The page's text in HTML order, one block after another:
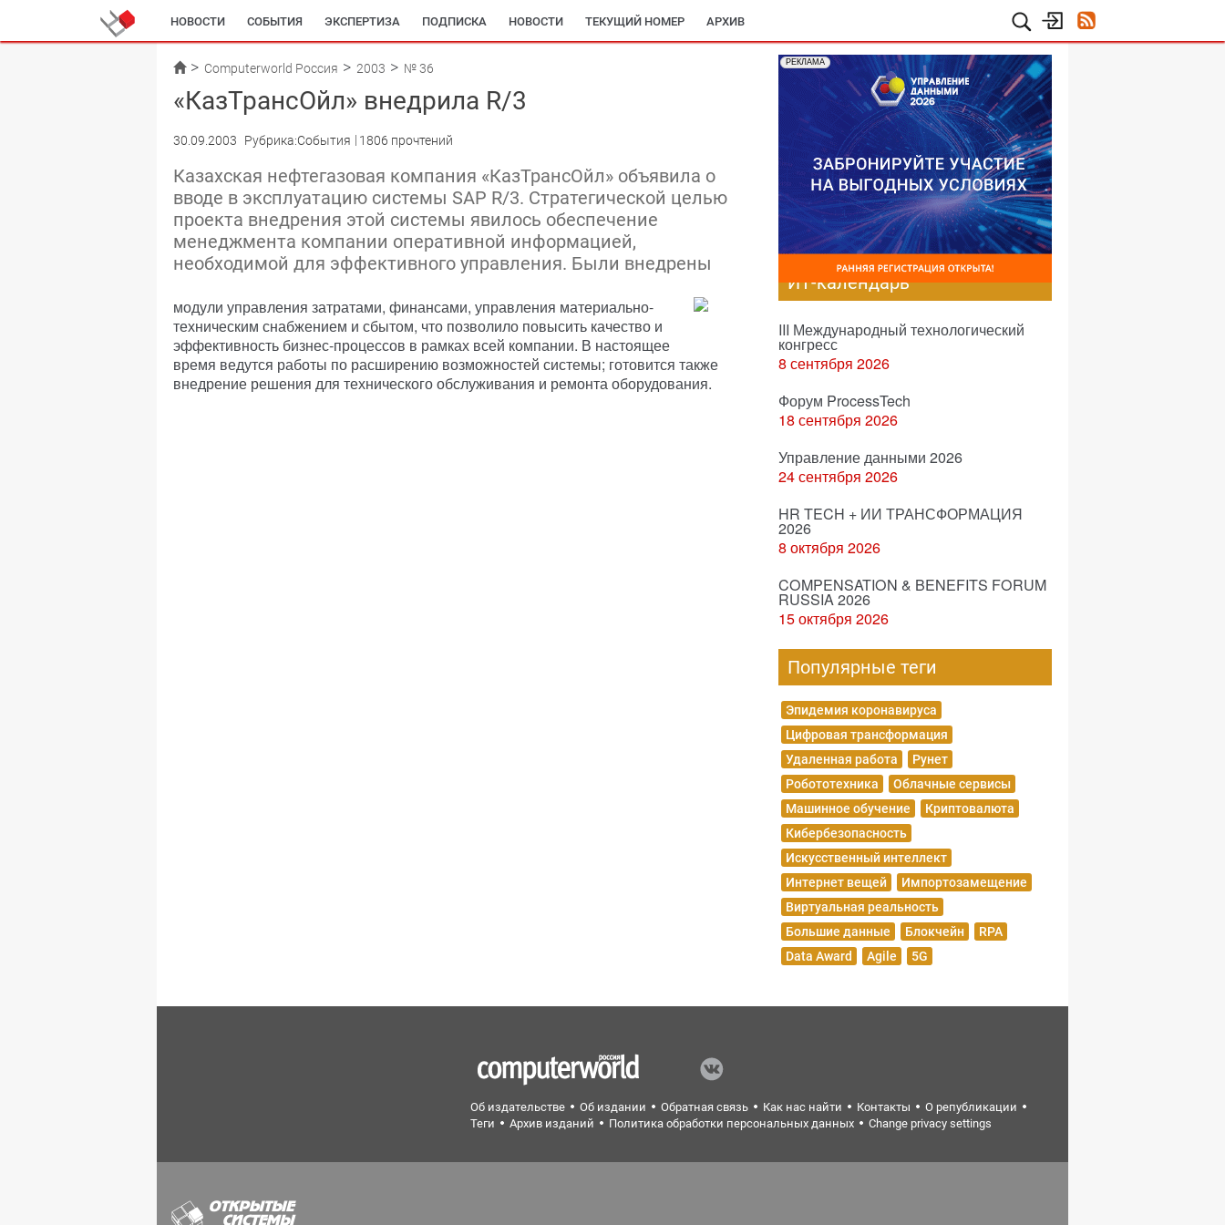
НОВОСТИ СОБЫТИЯ ЭКСПЕРТИЗА ПОДПИСКА НОВОСТИ ТЕКУЩИЙ НОМЕР АРХИВ
Computerworld Россия 2003 № 36
«КазТрансОйл» внедрила R/3
30.09.2003 Рубрика:События 1806 прочтений
Казахская нефтегазовая компания «КазТрансОйл» объявила о
вводе в эксплуатацию системы SAP R/3. Стратегической целью
проекта внедрения этой системы явилось обеспечение
менеджмента компании оперативной информацией,
необходимой для эффективного управления. Были внедрены
модули управления затратами, финансами, управления материально-
техническим снабжением и сбытом, что позволило повысить качество и
эффективность бизнес-процессов в рамках всей компании. В настоящее
время ведутся работы по расширению возможностей системы; готовится также
внедрение решения для технического обслуживания и ремонта оборудования.
РЕКЛАМА
ИТ-календарь
III Международный технологический
конгресс
8 сентября 2026
Форум ProcessTech
18 сентября 2026
Управление данными 2026
24 сентября 2026
HR TECH + ИИ ТРАНСФОРМАЦИЯ
2026
8 октября 2026
COMPENSATION & BENEFITS FORUM
RUSSIA 2026
15 октября 2026
Популярные теги
Эпидемия коронавируса
Цифровая трансформация
Удаленная работа
Рунет
Робототехника
Облачные сервисы
Машинное обучение
Криптовалюта
Кибербезопасность
Искусственный интеллект
Интернет вещей
Импортозамещение
Виртуальная реальность
Большие данные
Блокчейн
RPA
Data Award
Agile 5G
Об издательстве Об издании Обратная связь Как нас найти Контакты
О републикации
Теги
Архив изданий Политика обработки персональных данных Change privacy settings